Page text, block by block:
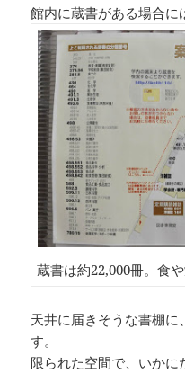
館内に蔵書がある場合に
蔵書は約22,000冊。食
天井に届きそうな書棚に
す。
限られた空間で、いか